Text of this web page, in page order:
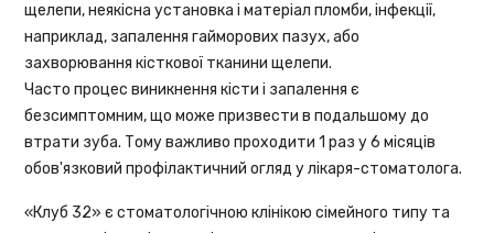
щелепи, неякісна установка і матеріал пломби, інфекції,
наприклад, запалення гайморових пазух, або
захворювання кісткової тканини щелепи.
Часто процес виникнення кісти і запалення є
безсимптомним, що може призвести в подальшому до
втрати зуба. Тому важливо проходити 1 раз у 6 місяців
обов'язковий профілактичний огляд у лікаря-стоматолога.
«Клуб 32» єстоматологічною клінікоюсімейного типу та